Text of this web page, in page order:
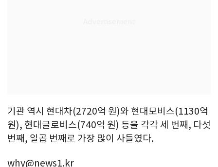
기관 역시 현대차(2720억 원)와 현대모비스(1130억
원), 현대글로비스(740억 원) 등을 각각 세 번째, 다섯
번째, 일곱 번째로 가장 많이 사들였다.
why@news1.kr